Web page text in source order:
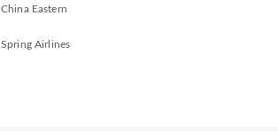
China Eastern
Spring Airlines